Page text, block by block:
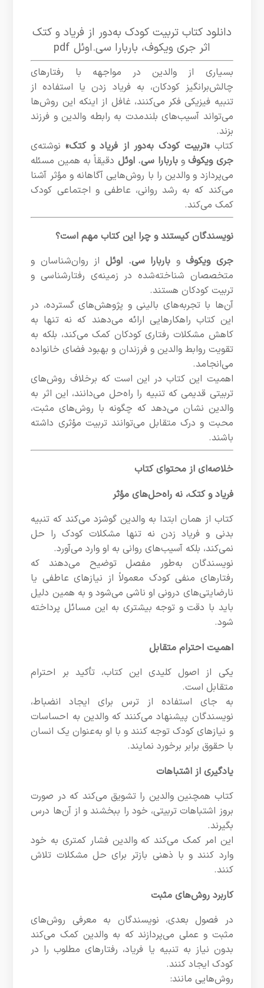
دانلود کتاب تربیت کودک به‌دور از فریاد و کتک
اثر جری ویکوف، باربارا سی.اوئل pdf
بسیاری از والدین در مواجهه با رفتارهای
چالش‌برانگیز کودکان، به فریاد زدن یا استفاده از
تنبیه فیزیکی فکر می‌کنند، غافل از اینکه این روش‌ها
می‌تواند آسیب‌های بلندمدت به رابطه والدین و فرزند
بزند.
کتاب«تربیت کودک به‌دور از فریاد و کتک»نوشته‌ی
جری ویکوفوباربارا سی. اوئل دقیقاً به همین مسئله
می‌پردازد و والدین را با روش‌هایی آگاهانه و مؤثر آشنا
می‌کند که به رشد روانی، عاطفی و اجتماعی کودک
کمک می‌کند.
نویسندگان کیستند و چرا این کتاب مهم است؟
جری ویکوفو باربارا سی. اوئل از روان‌شناسان و
متخصصان شناخته‌شده در زمینه‌ی رفتارشناسی و
تربیت کودکان هستند.
آن‌ها با تجربه‌های بالینی و پژوهش‌های گسترده، در
این کتاب راهکارهایی ارائه می‌دهند که نه تنها به
کاهش مشکلات رفتاری کودکان کمک می‌کند، بلکه به
تقویت روابط والدین و فرزندان و بهبود فضای خانواده
می‌انجامد.
اهمیت این کتاب در این است که برخلاف روش‌های
تربیتی قدیمی که تنبیه را راه‌حل می‌دانند، این اثر به
والدین نشان می‌دهد که چگونه با روش‌های مثبت،
محبت و درک متقابل می‌توانند تربیت مؤثری داشته
باشند.
خلاصه‌ای از محتوای کتاب
فریاد و کتک، نه راه‌حل‌های مؤثر
کتاب از همان ابتدا به والدین گوشزد می‌کند که تنبیه
بدنی و فریاد زدن نه تنها مشکلات کودک را حل
نمی‌کند، بلکه آسیب‌های روانی به او وارد می‌آورد.
نویسندگان به‌طور مفصل توضیح می‌دهند که
رفتارهای منفی کودک معمولاً از نیازهای عاطفی یا
نارضایتی‌های درونی او ناشی می‌شود و به همین دلیل
باید با دقت و توجه بیشتری به این مسائل پرداخته
شود.
اهمیت احترام متقابل
یکی از اصول کلیدی این کتاب، تأکید بر احترام
متقابل است.
به جای استفاده از ترس برای ایجاد انضباط،
نویسندگان پیشنهاد می‌کنند که والدین به احساسات
و نیازهای کودک توجه کنند و با او به‌عنوان یک انسان
با حقوق برابر برخورد نمایند.
یادگیری از اشتباهات
کتاب همچنین والدین را تشویق می‌کند که در صورت
بروز اشتباهات تربیتی، خود را ببخشند و از آن‌ها درس
بگیرند.
این امر کمک می‌کند که والدین فشار کمتری به خود
وارد کنند و با ذهنی بازتر برای حل مشکلات تلاش
کنند.
کاربرد روش‌های مثبت
در فصول بعدی، نویسندگان به معرفی روش‌های
مثبت و عملی می‌پردازند که به والدین کمک می‌کند
بدون نیاز به تنبیه یا فریاد، رفتارهای مطلوب را در
کودک ایجاد کنند.
روش‌هایی مانند: